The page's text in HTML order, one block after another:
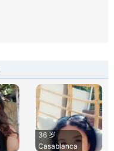
36 岁
Casablanca